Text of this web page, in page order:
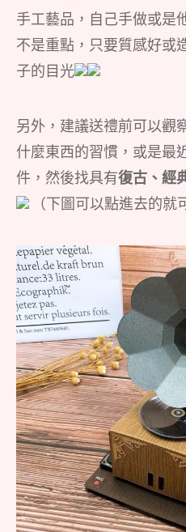
手工藝品，自己手做或是
不是重點，只要質感好或
子的目光
另外，建議送禮前可以觀
什麼東西的習慣，或是最
件，然後找具有復古、經
（下圖可以點進去的就